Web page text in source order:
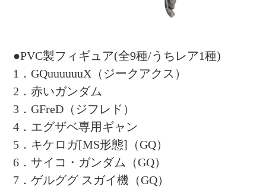
●PVC製フィギュア(全9種/うちレア1種)
1．GQuuuuuuX（ジークアクス）
2．赤いガンダム
3．GFreD（ジフレド）
4．エグザベ専用ギャン
5．キケロガ[MS形態]（GQ）
6．サイコ・ガンダム（GQ）
7．ゲルググ スガイ機（GQ）